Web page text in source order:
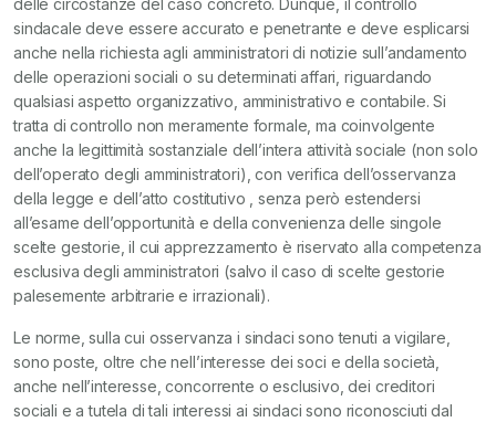
delle circostanze del caso concreto. Dunque, il controllo
sindacale deve essere accurato e penetrante e deve esplicarsi
anche nella richiesta agli amministratori di notizie sull’andamento
delle operazioni sociali o su determinati affari, riguardando
qualsiasi aspetto organizzativo, amministrativo e contabile. Si
tratta di controllo non meramente formale, ma coinvolgente
anche la legittimità sostanziale dell’intera attività sociale (non solo
dell’operato degli amministratori), con verifica dell’osservanza
della legge e dell’atto costitutivo , senza però estendersi
all’esame dell’opportunità e della convenienza delle singole
scelte gestorie, il cui apprezzamento è riservato alla competenza
esclusiva degli amministratori (salvo il caso di scelte gestorie
palesemente arbitrarie e irrazionali).
Le norme, sulla cui osservanza i sindaci sono tenuti a vigilare,
sono poste, oltre che nell’interesse dei soci e della società,
anche nell’interesse, concorrente o esclusivo, dei creditori
sociali e a tutela di tali interessi ai sindaci sono riconosciuti dal